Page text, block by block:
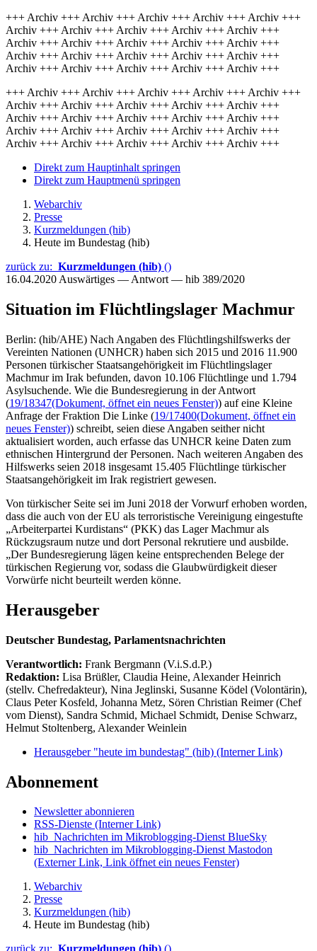
+++ Archiv +++ Archiv +++ Archiv +++ Archiv +++ Archiv +++
Archiv +++ Archiv +++ Archiv +++ Archiv +++ Archiv +++
Archiv +++ Archiv +++ Archiv +++ Archiv +++ Archiv +++
Archiv +++ Archiv +++ Archiv +++ Archiv +++ Archiv +++
Archiv +++ Archiv +++ Archiv +++ Archiv +++ Archiv +++
+++ Archiv +++ Archiv +++ Archiv +++ Archiv +++ Archiv +++
Archiv +++ Archiv +++ Archiv +++ Archiv +++ Archiv +++
Archiv +++ Archiv +++ Archiv +++ Archiv +++ Archiv +++
Archiv +++ Archiv +++ Archiv +++ Archiv +++ Archiv +++
Archiv +++ Archiv +++ Archiv +++ Archiv +++ Archiv +++
Direkt zum Hauptinhalt springen
Direkt zum Hauptmenü springen
Webarchiv
Presse
Kurzmeldungen (hib)
Heute im Bundestag (hib)
zurück zu: Kurzmeldungen (hib) ()
16.04.2020 Auswärtiges — Antwort — hib 389/2020
Situation im Flüchtlingslager Machmur
Berlin: (hib/AHE) Nach Angaben des Flüchtlingshilfswerks der
Vereinten Nationen (UNHCR) haben sich 2015 und 2016 11.900
Personen türkischer Staatsangehörigkeit im Flüchtlingslager
Machmur im Irak befunden, davon 10.106 Flüchtlinge und 1.794
Asylsuchende. Wie die Bundesregierung in der Antwort
(19/18347(Dokument, öffnet ein neues Fenster)) auf eine Kleine
Anfrage der Fraktion Die Linke (19/17400(Dokument, öffnet ein
neues Fenster)) schreibt, seien diese Angaben seither nicht
aktualisiert worden, auch erfasse das UNHCR keine Daten zum
ethnischen Hintergrund der Personen. Nach weiteren Angaben des
Hilfswerks seien 2018 insgesamt 15.405 Flüchtlinge türkischer
Staatsangehörigkeit im Irak registriert gewesen.
Von türkischer Seite sei im Juni 2018 der Vorwurf erhoben worden,
dass die auch von der EU als terroristische Vereinigung eingestufte
„Arbeiterpartei Kurdistans“ (PKK) das Lager Machmur als
Rückzugsraum nutze und dort Personal rekrutiere und ausbilde.
„Der Bundesregierung lägen keine entsprechenden Belege der
türkischen Regierung vor, sodass die Glaubwürdigkeit dieser
Vorwürfe nicht beurteilt werden könne.
Herausgeber
Deutscher Bundestag, Parlamentsnachrichten
Verantwortlich: Frank Bergmann (V.i.S.d.P.)
Redaktion: Lisa Brüßler, Claudia Heine, Alexander Heinrich
(stellv. Chefredakteur), Nina Jeglinski, Susanne Ködel (Volontärin),
Claus Peter Kosfeld, Johanna Metz, Sören Christian Reimer (Chef
vom Dienst), Sandra Schmid, Michael Schmidt, Denise Schwarz,
Helmut Stoltenberg, Alexander Weinlein
Herausgeber "heute im bundestag" (hib) (Interner Link)
Abonnement
Newsletter abonnieren
RSS-Dienste (Interner Link)
hib_Nachrichten im Mikroblogging-Dienst BlueSky
hib_Nachrichten im Mikroblogging-Dienst Mastodon
(Externer Link, Link öffnet ein neues Fenster)
Webarchiv
Presse
Kurzmeldungen (hib)
Heute im Bundestag (hib)